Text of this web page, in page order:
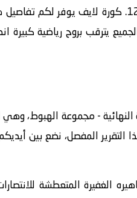
مباراة الجونة و كهرباء الاسماعيلية بث مباشر اليوم
يترقب بروح رياضية كبيرة
- مجموعة الهبوط، وهي
التقرير المفصل، نضع بين
الغفيرة المتعطشة